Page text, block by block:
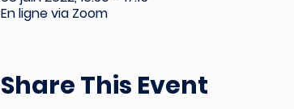
En ligne via Zoom
Share This Event